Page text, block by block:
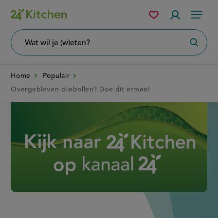
Overslaan
en
naar
Menu
wil
Mijn
bewaarde
Home
Populair
Overgebleven oliebollen? Doe dit ermee!